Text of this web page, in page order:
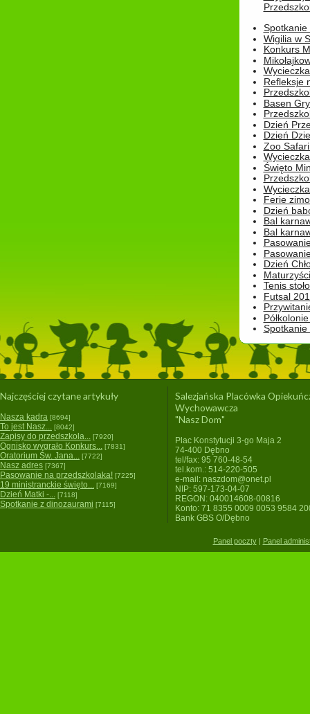
Spotkanie
Wigilia w
Konkurs
Refleksje
Basen
Dzień
Dzień
Zoo
Święto
Ferie
Dzień
Bal
Bal
Dzień
Tenis
Futsal
Najczęściej czytane artykuły
Nasza kadra [8694]
To jest Nasz... [8042]
Zapisy do przedszkola... [7920]
Ognisko wygrało Konkurs... [7831]
Oratorium Św. Jana... [7722]
Nasz adres [7367]
Pasowanie na przedszkolaka! [7225]
19 ministranckie święto... [7169]
Dzień Matki -... [7118]
Spotkanie z dinozaurami [7115]
Salezjańska Placówka
Wychowawcza
"Nasz Dom"
Plac Konstytucji 3-go Maja 2
74-400 Dębno
tel/fax: 95 760-48-54
tel.kom.: 514-220-505
e-mail: naszdom@onet.pl
NIP: 597-173-04-07
REGON: 040014608-00816
Konto: 71 8355 0009 0053 9584
Bank GBS O/Dębno
Panel poczty| Panel